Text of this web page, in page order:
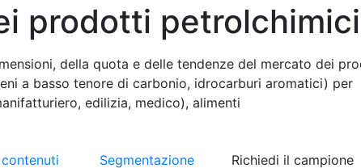
prodotti petrolchimici
della quota e delle tendenze del mercato dei
a basso tenore di carbonio, idrocarburi aromatici) per
edilizia, medico), alimenti
Segmentazione Richiedi il campione